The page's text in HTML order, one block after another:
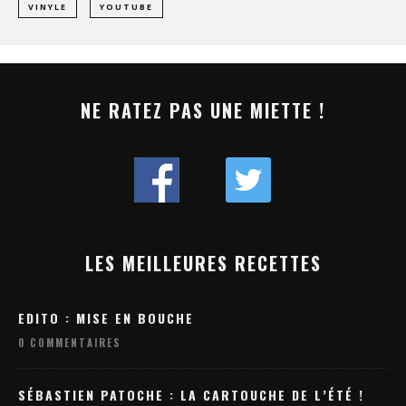
VINYLE YOUTUBE
NE RATEZ PAS UNE MIETTE !
LES MEILLEURES RECETTES
EDITO : MISE EN BOUCHE
0 COMMENTAIRES
SÉBASTIEN PATOCHE : LA CARTOUCHE DE L’ÉTÉ !